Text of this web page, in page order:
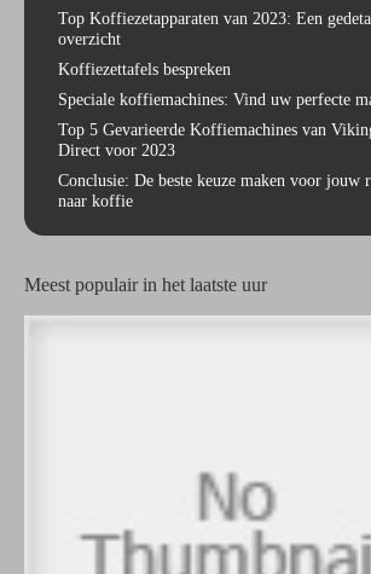
Top Koffiezetapparaten van 2023: Een
overzicht
Koffiezettafels bespreken
Speciale koffiemachines: Vind uw perfecte
Top 5 Gevarieerde Koffiemachines van
Direct voor 2023
Conclusie: De beste keuze maken voor jouw
naar koffie
Meest populair in het laatste uur